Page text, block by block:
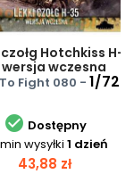
Hotchkiss H-
wersja wczesna
Fight 080 - 1/72
 Dostępny
wysyłki 1 dzień
Cena
43,88 zł